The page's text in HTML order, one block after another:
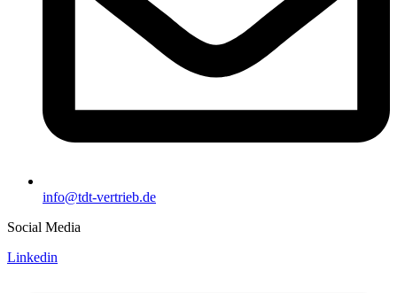
info@tdt-vertrieb.de
Social Media
Linkedin